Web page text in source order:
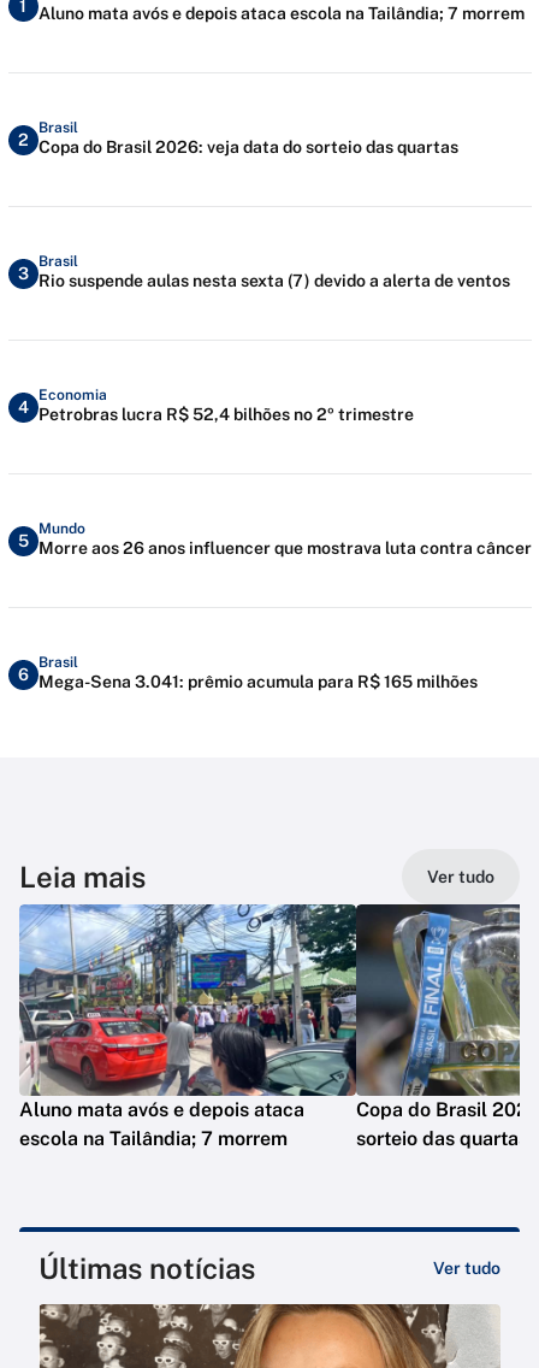
1 Aluno mata avós e depois ataca escola na Tailândia; 7 morrem
2
Brasil
Copa do Brasil 2026: veja data do sorteio das quartas
3
Brasil
Rio suspende aulas nesta sexta (7) devido a alerta de ventos
4
Economia
Petrobras lucra R$ 52,4 bilhões no 2º trimestre
5
Mundo
Morre aos 26 anos influencer que mostrava luta contra câncer
6
Brasil
Mega-Sena 3.041: prêmio acumula para R$ 165 milhões
Leia mais Ver tudo
Aluno mata avós e depois ataca
escola na Tailândia; 7 morrem
Copa do Brasil
sorteio das quartas
Últimas notícias Ver tudo